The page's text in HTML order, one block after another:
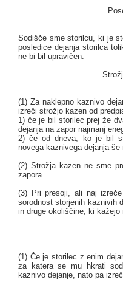
Sodišče sme storilcu, ki je
posledice dejanja storilca
ne bi bil upravičen.
(1) Za naklepno kaznivo
izreči strožjo kazen od
1) če je bil storilec prej že
dejanja na zapor najmanj
2) če od dneva, ko je bil
novega kaznivega dejanja
(2) Strožja kazen ne sme
zapora.
(3) Pri presoji, ali naj
sorodnost storjenih kaznivih
in druge okoliščine, ki
(1) Če je storilec z enim
za katera se mu hkrati
kaznivo dejanje, nato pa